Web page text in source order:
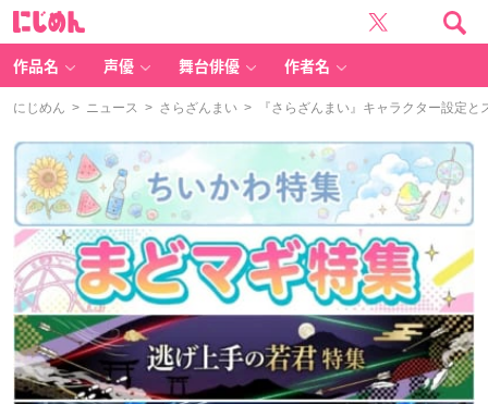
作品名 声優 舞台俳優 作者名
にじめん > ニュース > さらざんまい > 『さらざんまい』キャラクター設定と